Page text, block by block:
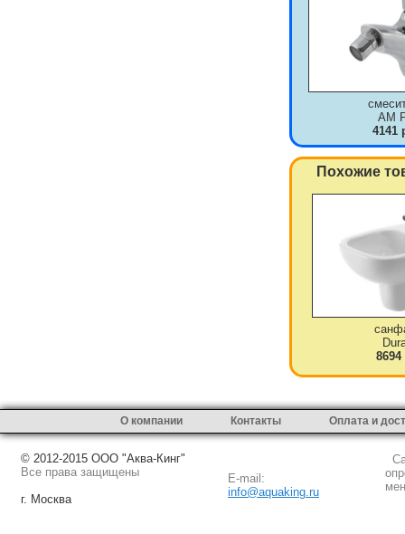
AM
4141
Похожие
8694
О компании Контакты Оплата и
© 2012-2015 ООО "Аква-Кинг"
Все права защищены
г. Москва
E-mail:
info@aquaking.ru